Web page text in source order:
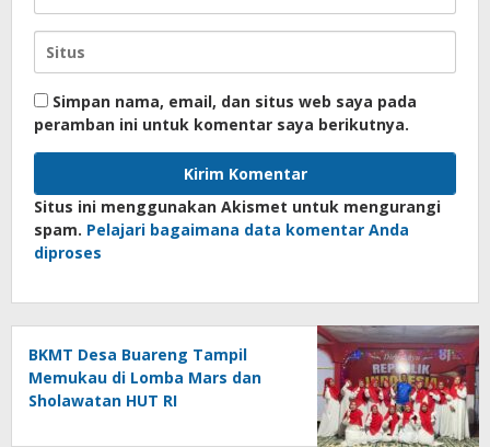
Simpan nama, email, dan situs web saya pada
peramban ini untuk komentar saya berikutnya.
Situs ini menggunakan Akismet untuk mengurangi
spam. Pelajari bagaimana data komentar Anda
diproses
BKMT Desa Buareng Tampil
Memukau di Lomba Mars dan
Sholawatan HUT RI